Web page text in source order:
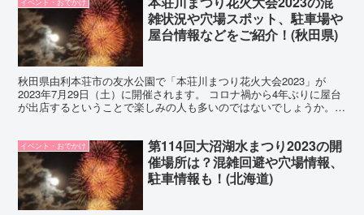
雑状況や穴場スポット、駐車場や
屋台情報などをご紹介！(秋田県)
秋田県由利本荘市の友水公園で「本荘川まつり花火大会2023」が
2023年7月29日（土）に開催されます。 コロナ禍から4年ぶりに屋台
が出店するということで楽しみの人も多いのではないでしょうか。
イベント・おでかけ
第114回大沼湖水まつり2023の開
催場所は？混雑回避や穴場情報、
駐車情報も！(北海道)